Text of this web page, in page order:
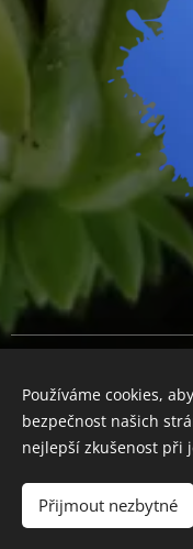
Používáme cookies,
bezpečnost našich
nejlepší zkušenost při
Přijmout nezbytné